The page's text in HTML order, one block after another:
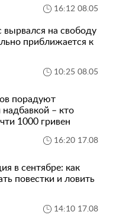
16:12 08.05
вырвался на свободу
приближается к
10:25 08.05
порадуют
– кто
1000 гривен
16:20 17.08
в сентябре: как
повестки и ловить
14:10 17.08